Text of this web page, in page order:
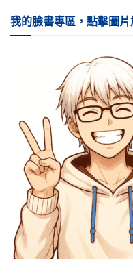
我的臉書專區，點擊圖